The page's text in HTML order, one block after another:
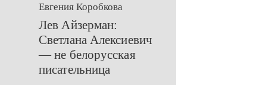
Евгения Коробкова
​Лев Айзерман:
Светлана Алексиевич
— не белорусская
писательница